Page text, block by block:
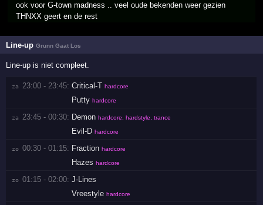
ook voor G-town madness .. veel oude bekenden weer gezien
THNXX geert en de rest
Line-upGrunn Gaat Los
Line-up is niet compleet.
za 23:00 - 23:45: Critical-T hardcore
Putty hardcore
za 23:45 - 00:30: Demon hardcore, hardstyle, trance
Evil-D hardcore
zo 00:30 - 01:15: Fraction hardcore
Hazes hardcore
zo 01:15 - 02:00: J-Lines
Vreestyle hardcore